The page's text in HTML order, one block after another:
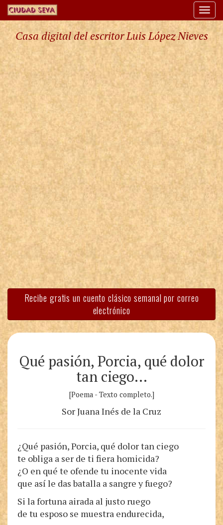
Casa digital del escritor Luis López Nieves
Recibe gratis un cuento clásico semanal por correo
electrónico
Qué pasión, Porcia, qué dolor
tan ciego…
[Poema - Texto completo.]
Sor Juana Inés de la Cruz
¿Qué pasión, Porcia, qué dolor tan ciego
te obliga a ser de ti fiera homicida?
¿O en qué te ofende tu inocente vida
que así le das batalla a sangre y fuego?
Si la fortuna airada al justo ruego
de tu esposo se muestra endurecida,